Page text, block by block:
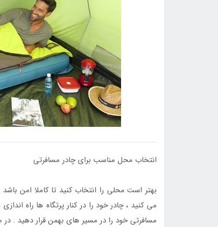
انتخاب محل مناسب برای چادر مسافرتی
بهتر است محلی را انتخاب کنید تا کاملا امن
می کنید ، چادر خود را در کنار پرتگاه ها راه
مسافرتی خود را در مسیر های بهمن قرار دهید .